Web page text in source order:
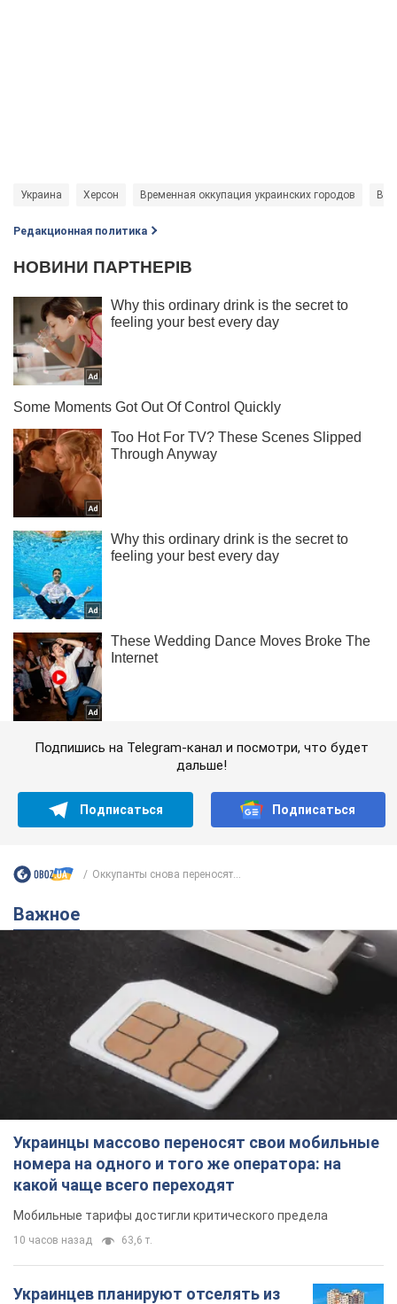
Украина Херсон Временная оккупация украинских городов
Редакционная политика
Подпишись на Telegram-канал и посмотри, что будет
дальше!
Подписаться Подписаться
Оккупанты снова переносят...
Важное
Украинцы массово переносят свои мобильные
номера на одного и того же оператора: на
какой чаще всего переходят
Мобильные тарифы достигли критического предела
10 часов назад 63,6 т.
Украинцев планируют отселять из